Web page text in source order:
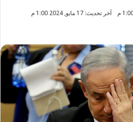
آخر تحديث: 17 مايو, 2024 1:00 م